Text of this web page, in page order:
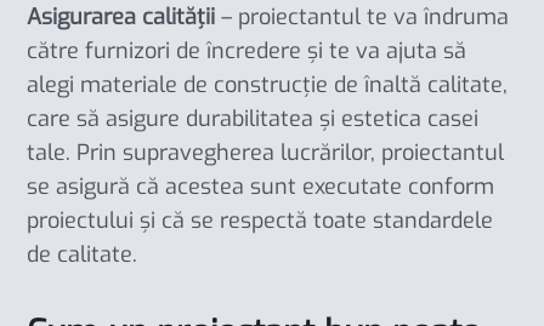
Asigurarea calității– proiectantul te va îndruma
către furnizori de încredere și te va ajuta să
alegi materiale de construcție de înaltă calitate,
care să asigure durabilitatea și estetica casei
tale. Prin supravegherea lucrărilor, proiectantul
se asigură că acestea sunt executate conform
proiectului și că se respectă toate standardele
de calitate.